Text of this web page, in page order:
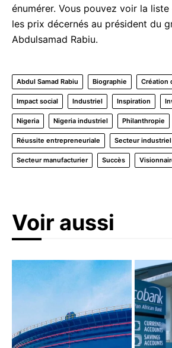
énumérer. Vous pouvez voir la
les prix décernés au président du
Abdulsamad Rabiu.
Abdul Samad Rabiu Biographie Création
Impact social Industriel Inspiration
Nigeria Nigeria industriel Philanthropie
Réussite entrepreneuriale Secteur industriel
Secteur manufacturier Succès
Voir aussi